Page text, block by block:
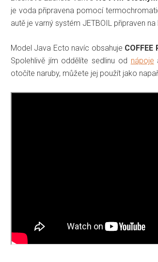
je voda připravena pomocí
autě je varný systém JETBOIL připraven
Model Java Ecto navíc obsahuje COFFEE
Spolehlivě jím oddělíte sedlinu od nápoje
otočíte naruby, můžete jej použít jako